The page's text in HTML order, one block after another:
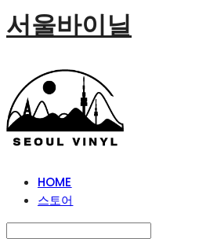
서울바이닐
HOME
스토어